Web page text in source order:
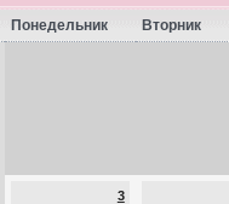
Понедельник Вторник
3